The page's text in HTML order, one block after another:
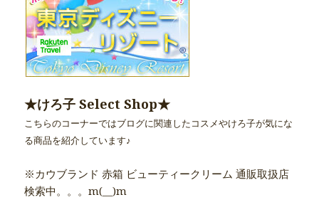
★けろ子 Select Shop★
こちらのコーナーではブログに関連したコスメやけろ子が気にな
る商品を紹介しています♪
※カウブランド 赤箱 ビューティークリーム 通販取扱店
検索中。。。m(__)m